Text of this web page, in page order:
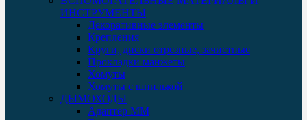
ИНСТРУМЕНТЫ
Декоративные элементы
Крепления
Круги, диски отрезные, зачистные
Прокладки манжеты
Хомуты
Хомуты с шпилькой
ДЫМОХОДЫ
Адаптер ММ